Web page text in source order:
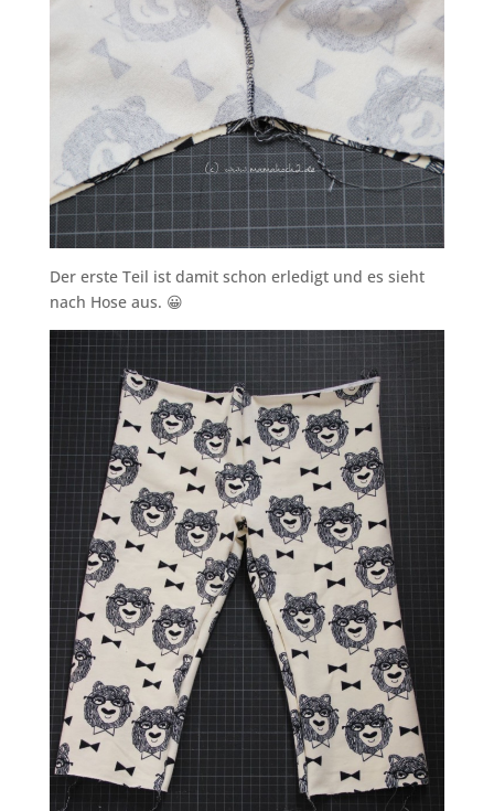
Der erste Teil ist damit schon erledigt und es sieht
nach Hose aus. 😀